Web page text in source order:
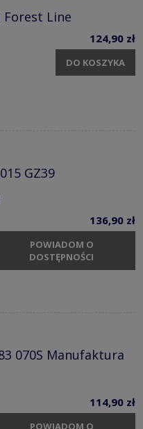
Forest Line
124,90 zł
DO KOSZYKA
GZ39
136,90 zł
POWIADOM O
DOSTĘPNOŚCI
070S Manufaktura
114,90 zł
POWIADOM O